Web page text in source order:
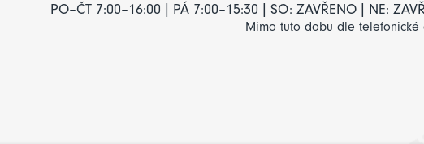
PO–ČT 7:00–16:00 | PÁ 7:00–15:30 | SO: ZAVŘENO | NE:
Mimo tuto dobu dle telefonické